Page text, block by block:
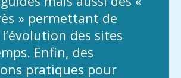
» permettant de
des sites
Enfin, des
pratiques pour